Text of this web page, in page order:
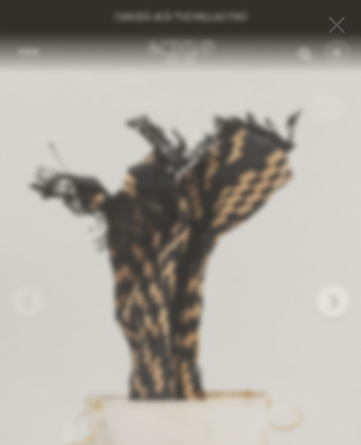
0
CANJEÁ ACÁ TUS MILLAS ITAÚ